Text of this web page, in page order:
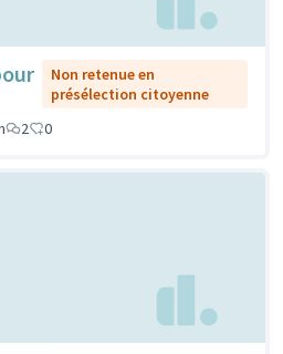
Non retenue en
présélection citoyenne
2 0